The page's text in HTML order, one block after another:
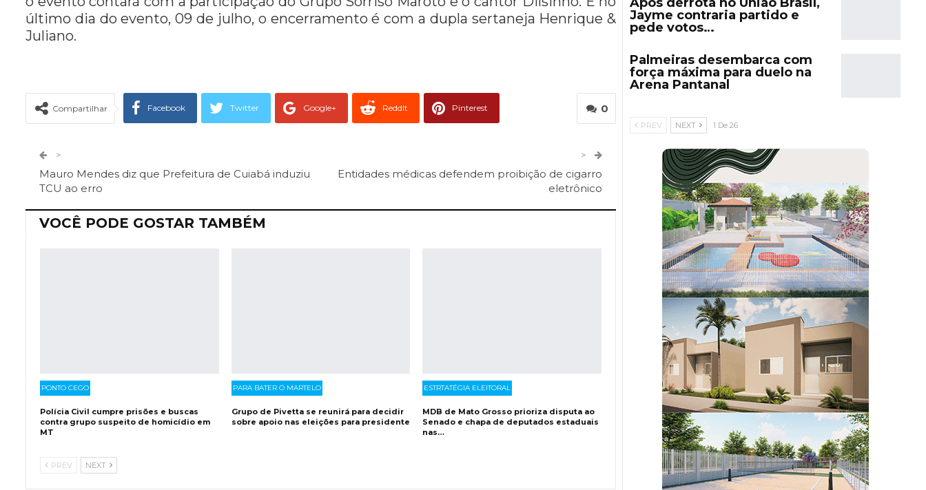
último dia do evento, 09 de julho, o encerramento é com a dupla sertaneja Henrique &
Juliano.
0
Compartilhar Facebook Twitter Google+ ReddIt Pinterest
>
Mauro Mendes diz que Prefeitura de Cuiabá induziu
TCU ao erro
>
Entidades médicas defendem proibição de cigarro
eletrônico
VOCÊ PODE GOSTAR TAMBÉM
PONTO CEGO
Polícia Civil cumpre prisões e buscas
contra grupo suspeito de homicídio em
MT
PARA BATER O MARTELO
Grupo de Pivetta se reunirá para decidir
sobre apoio nas eleições para presidente
ESTRTATÉGIA ELEITORAL
MDB de Mato Grosso prioriza disputa ao
Senado e chapa de deputados estaduais
nas…
PREV NEXT
Jayme contraria partido e
pede votos…
Palmeiras desembarca com
força máxima para duelo na
Arena Pantanal
PREV NEXT 1 De 26